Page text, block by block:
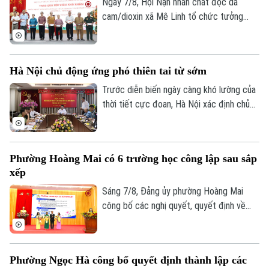
Quần vợt
Golf
Tin tức
Sao
Điện ảnh
Thời trang
Âm nhạc
Đã phát sóng
cam/dioxin xã Mê Linh tổ chức tưởng
Hà Nội chủ động ứng phó thiên tai từ sớm
Trước diễn biến ngày càng khó lường của
thời tiết cực đoan, Hà Nội xác định chủ
tìm kiếm cứu nạn.
Phường Hoàng Mai có 6 trường học công lập sau sắp
xếp
Sáng 7/8, Đảng ủy phường Hoàng Mai
công bố các nghị quyết, quyết định về
diện sắp xếp được tổ chức lại thành bốn
Phường Ngọc Hà công bố quyết định thành lập các